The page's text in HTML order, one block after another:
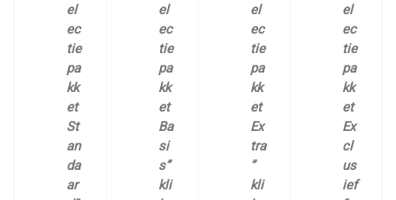
el
ec
tie
pa
kk
et
St
an
da
ar
el
ec
tie
pa
kk
et
Ba
si
s”
kli
el
ec
tie
pa
kk
et
Ex
tra
”
kli
el
ec
tie
pa
kk
et
Ex
cl
us
ief